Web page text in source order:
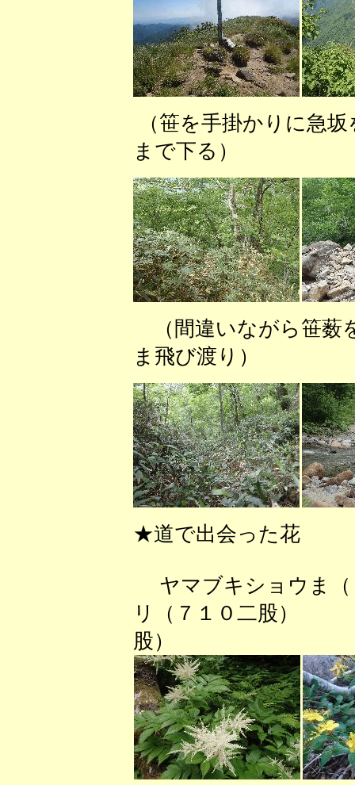
（笹を手掛かりに
まで下る） （５
（間違いながら
ま飛び渡り）
★道で出会った花
ヤマブキショウま
リ（７１０二股）
股）